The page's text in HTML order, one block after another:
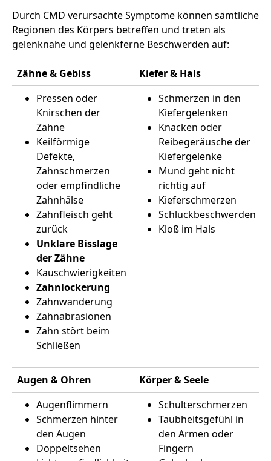
Durch CMD verursachte Symptome können sämtliche
Regionen des Körpers betreffen und treten als
gelenknahe und gelenkferne Beschwerden auf:
Zähne & Gebiss Kiefer & Hals
Pressen oder
Knirschen der
Zähne
Keilförmige
Defekte,
Zahnschmerzen
oder empfindliche
Zahnhälse
Zahnfleisch geht
zurück
Unklare Bisslage
der Zähne
Kauschwierigkeiten
Zahnlockerung
Zahnwanderung
Zahnabrasionen
Zahn stört beim
Schließen
Schmerzen in den
Kiefergelenken
Knacken oder
Reibegeräusche der
Kiefergelenke
Mund geht nicht
richtig auf
Kieferschmerzen
Schluckbeschwerden
Kloß im Hals
Augen & Ohren
Körper & Seele
Augenflimmern
Schmerzen hinter
den Augen
Doppeltsehen
Schulterschmerzen
Taubheitsgefühl in
den Armen oder
Fingern